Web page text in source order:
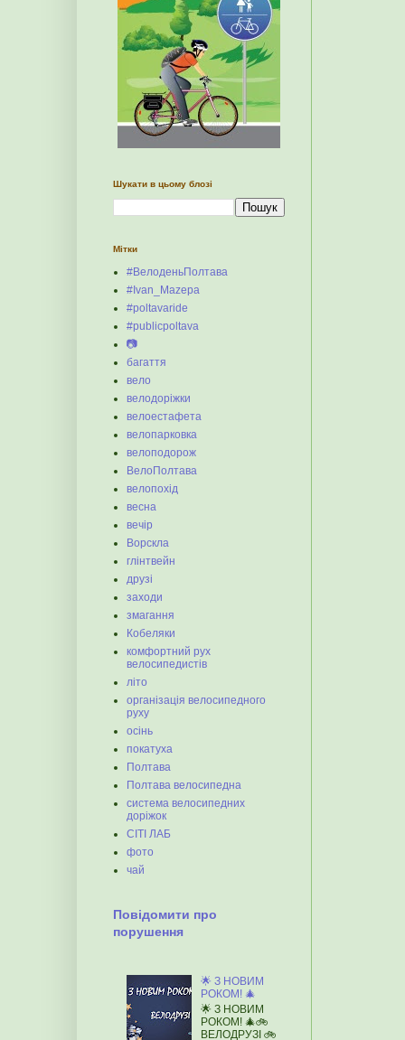
Шукати в цьому блозі
Мітки
#ВелоденьПолтава
#Ivan_Mazepa
#poltavaride
#publicpoltava
📷
багаття
вело
велодоріжки
велоестафета
велопарковка
велоподорож
ВелоПолтава
велопохід
весна
вечір
Ворскла
глінтвейн
друзі
заходи
змагання
Кобеляки
комфортний рух
велосипедистів
літо
організація велосипедного
руху
осінь
покатуха
Полтава
Полтава велосипедна
система велосипедних
доріжок
СІТІ ЛАБ
фото
чай
Повідомити про
порушення
🌟 З НОВИМ
РОКОМ! 🎄
🌟 З НОВИМ
РОКОМ! 🎄🚲
ВЕЛОДРУЗІ 🚲